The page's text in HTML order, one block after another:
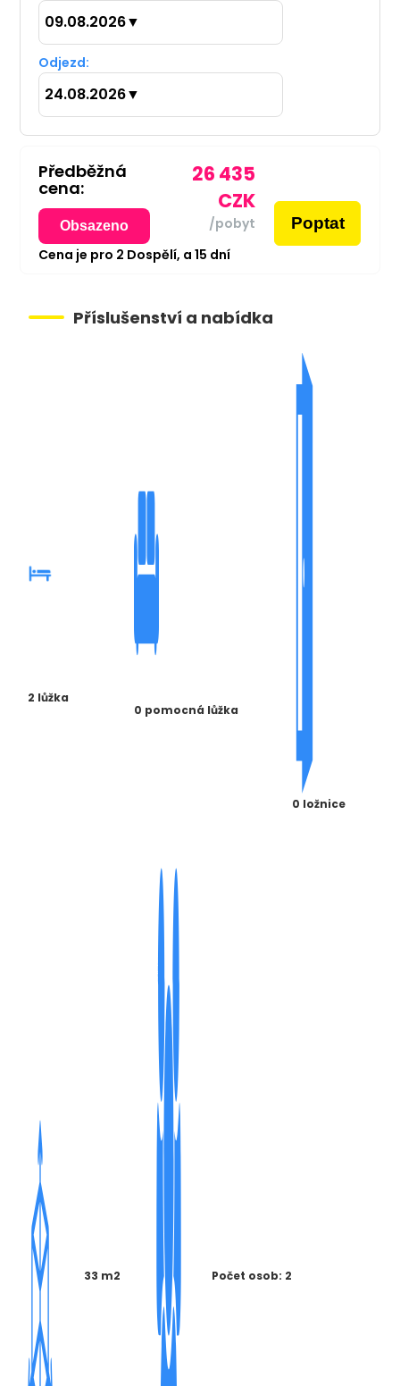
09.08.2026▼
Odjezd:
24.08.2026▼
Předběžná
cena:
Obsazeno
26 435
CZK
/pobyt Poptat
Cena je pro 2 Dospělí, a 15 dní
Příslušenství a nabídka
2 lůžka
0 pomocná lůžka
0 ložnice
33 m2 Počet osob: 2